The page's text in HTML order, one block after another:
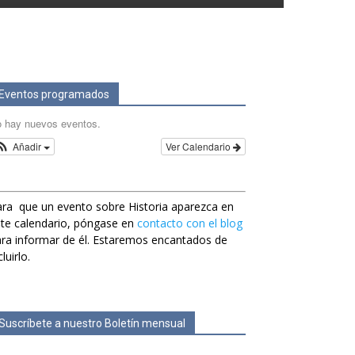
Eventos programados
hay nuevos eventos.
Ver Calendario
Añadir
que un evento sobre Historia aparezca en
calendario, póngase en contacto con el blog
informar de él. Estaremos encantados de
a nuestro Boletín mensual